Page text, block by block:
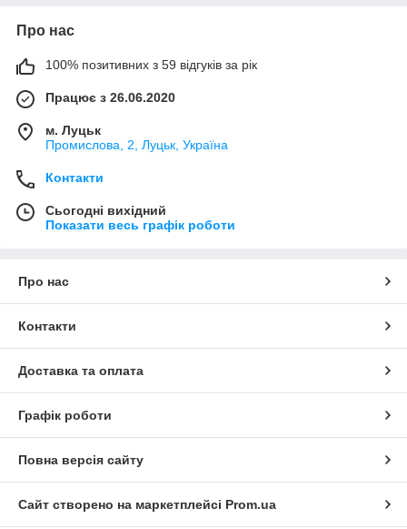
Про нас
100% позитивних з 59 відгуків за рік
Працює з 26.06.2020
м. Луцьк
Промислова, 2, Луцьк, Україна
Контакти
Сьогодні вихідний
Показати весь графік роботи
Про нас
Контакти
Доставка та оплата
Графік роботи
Повна версія сайту
Сайт створено на маркетплейсі Prom.ua